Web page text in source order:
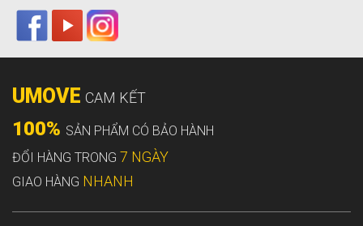
UMOVE CAM KẾT
100% SẢN PHẨM CÓ BẢO HÀNH
ĐỔI HÀNG TRONG 7 NGÀY
GIAO HÀNG NHANH